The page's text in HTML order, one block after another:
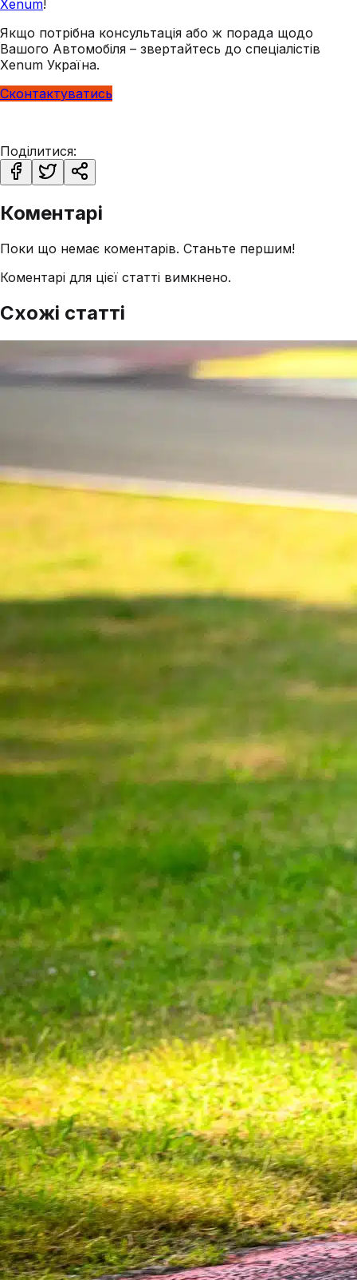
Xenum!
Якщо потрібна консультація або ж порада щодо
Вашого Автомобіля – звертайтесь до спеціалістів
Xenum Україна.
Сконтактуватись
Поділитися:
Коментарі
Поки що немає коментарів. Станьте першим!
Коментарі для цієї статті вимкнено.
Схожі статті